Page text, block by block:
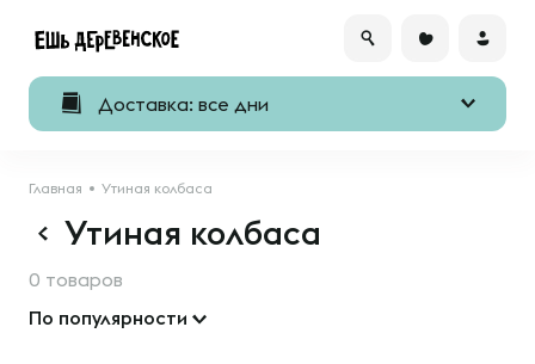
Доставка: все дни
Главная Утиная колбаса
Утиная колбаса
0 товаров
По популярности